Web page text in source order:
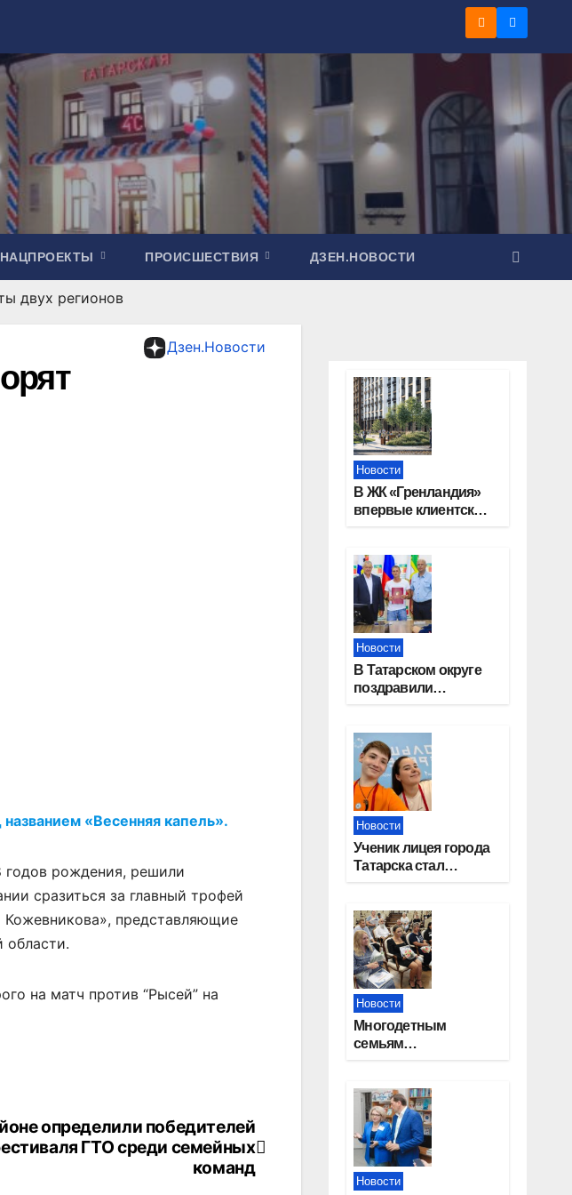
НАЦПРОЕКТЫ ПРОИСШЕСТВИЯ ДЗЕН.НОВОСТИ
двух регионов
Дзен.Новости
«Весенняя капель».
годов рождения, решили
сразиться за главный трофей
представляющие
области.
на матч против “Рысей” на
определили победителей
ГТО среди семейных
команд
Новости
В ЖК «Гренландия»
впервые клиентские
группы компаний
«СОЮЗ»
Новости
В Татарском округе
поздравили
отрасли
Новости
Ученик лицея города
Татарска стал
Новости
Многодетным
семьям
сертификаты на
приобретение
автомобилей
Новости